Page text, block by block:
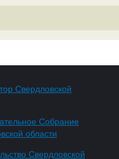
Свердловской
Собрание
области
Свердловской